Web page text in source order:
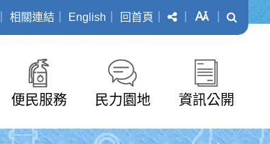
相關連結 English 回首頁 分享 字級
便民服務 民力園地 資訊公開